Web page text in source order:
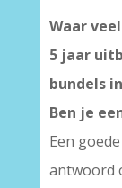
Waar
5 jaar
bundels
Ben je
Een
antwoord